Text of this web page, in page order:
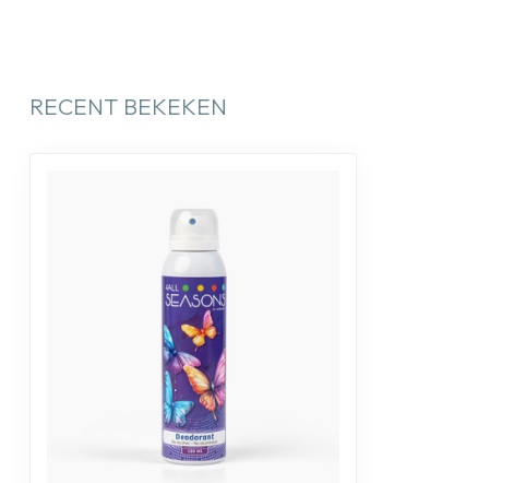
RECENT BEKEKEN